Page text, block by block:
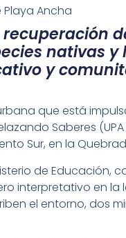
Ancha
nativas
y
que está
Saberes (UPA
Sur, en la
de Educación,
interpretativo en la
el entorno, dos